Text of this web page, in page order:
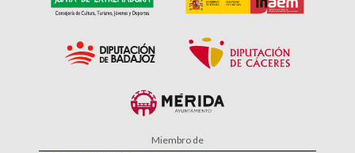
Miembro de